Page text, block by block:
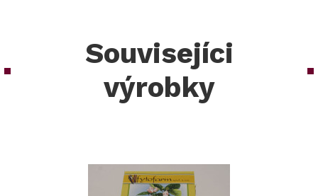
Souvisejíci
výrobky